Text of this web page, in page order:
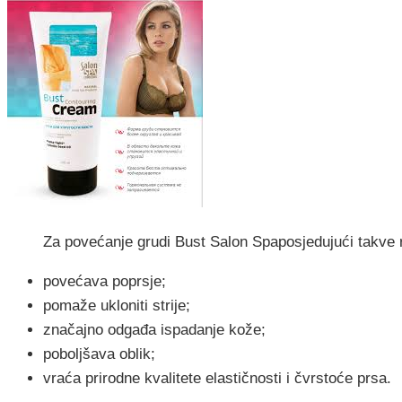
Za povećanje grudi Bust Salon Spaposjedujući takve
povećava poprsje;
pomaže ukloniti strije;
značajno odgađa ispadanje kože;
poboljšava oblik;
vraća prirodne kvalitete elastičnosti i čvrstoće prsa.